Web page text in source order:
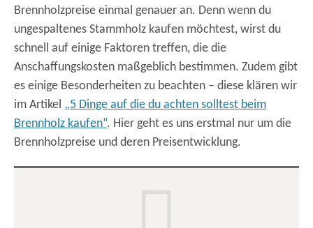
Brennholzpreise einmal genauer an. Denn wenn du
ungespaltenes Stammholz kaufen möchtest, wirst du
schnell auf einige Faktoren treffen, die die
Anschaffungskosten maßgeblich bestimmen. Zudem gibt
es einige Besonderheiten zu beachten – diese klären wir
im Artikel „5 Dinge auf die du achten solltest beim
Brennholz kaufen“. Hier geht es uns erstmal nur um die
Brennholzpreise und deren Preisentwicklung.